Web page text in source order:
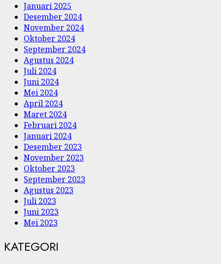
Januari 2025
Desember 2024
November 2024
Oktober 2024
September 2024
Agustus 2024
Juli 2024
Juni 2024
Mei 2024
April 2024
Maret 2024
Februari 2024
Januari 2024
Desember 2023
November 2023
Oktober 2023
September 2023
Agustus 2023
Juli 2023
Juni 2023
Mei 2023
KATEGORI